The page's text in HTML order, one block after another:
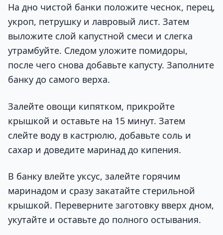
На дно чистой банки положите чеснок, перец,
укроп, петрушку и лавровый лист. Затем
выложите слой капустной смеси и слегка
утрамбуйте. Следом уложите помидоры,
после чего снова добавьте капусту. Заполните
банку до самого верха.
Залейте овощи кипятком, прикройте
крышкой и оставьте на 15 минут. Затем
слейте воду в кастрюлю, добавьте соль и
сахар и доведите маринад до кипения.
В банку влейте уксус, залейте горячим
маринадом и сразу закатайте стерильной
крышкой. Переверните заготовку вверх дном,
укутайте и оставьте до полного остывания.